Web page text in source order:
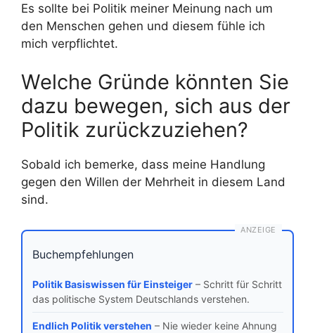
Es sollte bei Politik meiner Meinung nach um
den Menschen gehen und diesem fühle ich
mich verpflichtet.
Welche Gründe könnten Sie
dazu bewegen, sich aus der
Politik zurückzuziehen?
Sobald ich bemerke, dass meine Handlung
gegen den Willen der Mehrheit in diesem Land
sind.
ANZEIGE
Buchempfehlungen
Politik Basiswissen für Einsteiger– Schritt für Schritt
das politische System Deutschlands verstehen.
Endlich Politik verstehen – Nie wieder keine Ahnung